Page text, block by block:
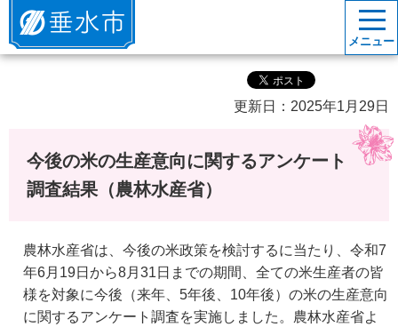
垂水市
メニュー
更新日：2025年1月29日
今後の米の生産意向に関するアンケート
調査結果（農林水産省）
農林水産省は、今後の米政策を検討するに当たり、令和7
年6月19日から8月31日までの期間、全ての米生産者の皆
様を対象に今後（来年、5年後、10年後）の米の生産意向
に関するアンケート調査を実施しました。農林水産省よ